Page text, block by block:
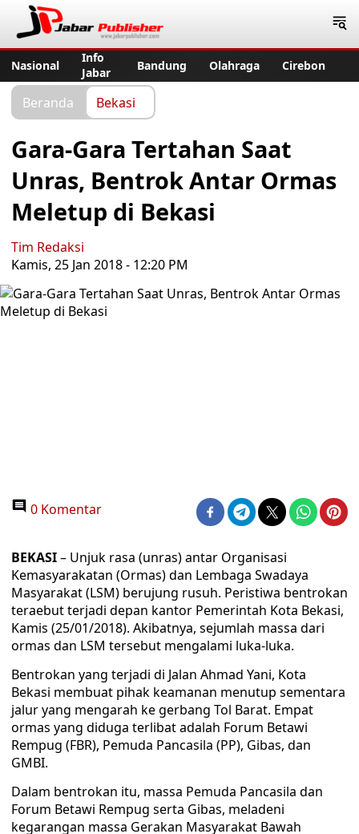
Nasional
Info
Jabar
Bandung Olahraga Cirebon
Beranda Bekasi
Gara-Gara Tertahan Saat
Unras, Bentrok Antar Ormas
Meletup di Bekasi
Tim Redaksi
Kamis, 25 Jan 2018 - 12:20 PM
0 Komentar
BEKASI– Unjuk rasa (unras) antar Organisasi
Kemasyarakatan (Ormas) dan Lembaga Swadaya
Masyarakat (LSM) berujung rusuh. Peristiwa bentrokan
teraebut terjadi depan kantor Pemerintah Kota Bekasi,
Kamis (25/01/2018). Akibatnya, sejumlah massa dari
ormas dan LSM tersebut mengalami luka-luka.
Bentrokan yang terjadi di Jalan Ahmad Yani, Kota
Bekasi membuat pihak keamanan menutup sementara
jalur yang mengarah ke gerbang Tol Barat. Empat
ormas yang diduga terlibat adalah Forum Betawi
Rempug (FBR), Pemuda Pancasila (PP), Gibas, dan
GMBI.
Dalam bentrokan itu, massa Pemuda Pancasila dan
Forum Betawi Rempug serta Gibas, meladeni
kegarangan massa Gerakan Masyarakat Bawah